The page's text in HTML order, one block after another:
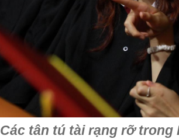
Các tân tú tài rạng rỡ trong